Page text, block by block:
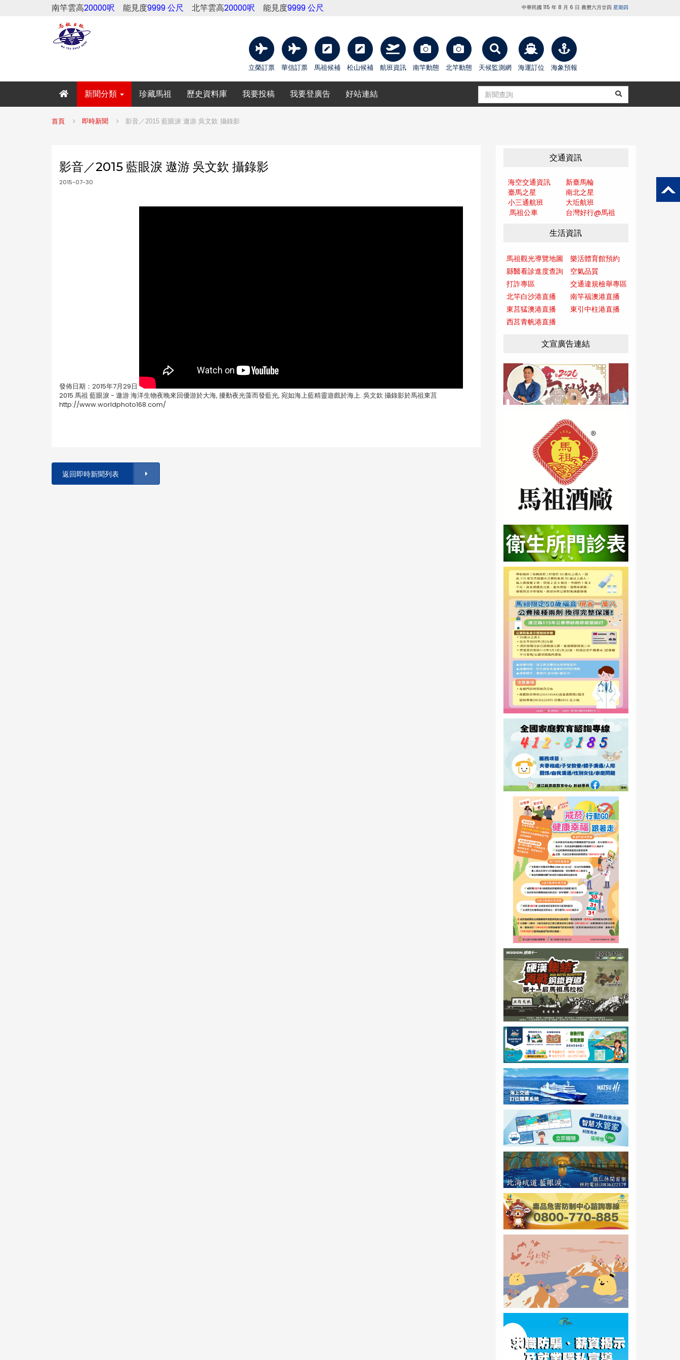
南竿雲高20000呎 能見度9999 公尺 北竿雲高20000呎 能見度9999 公尺 中華民國 115 年 8 月 6 日 農曆六月廿四 星期四
立榮訂票 華信訂票 馬祖候補 松山候補 航班資訊 南竿動態 北竿動態 天候監測網 海運訂位 海象預報
新聞分類 珍藏馬祖 歷史資料庫 我要投稿 我要登廣告 好站連結
首頁 即時新聞 影音／2015 藍眼淚 遨游 吳文欽 攝錄影
影音／2015 藍眼淚 遨游 吳文欽 攝錄影
2015-07-30
發佈日期：2015年7月29日
2015 馬祖 藍眼淚 - 遨游 海洋生物夜晚來回優游於大海, 擾動夜光藻而發藍光, 宛如海上藍精靈遊戲於海上. 吳文欽 攝錄影於馬祖東莒
http://www.worldphoto168.com/
返回即時新聞列表
交通資訊
海空交通資訊
新臺馬輪
臺馬之星
南北之星
小三通航班
大坵航班
馬祖公車
台灣好行@馬祖
生活資訊
馬祖觀光導覽地圖
樂活體育館預約
縣醫看診進度查詢
空氣品質
打詐專區
交通違規檢舉專區
北竿白沙港直播
南竿福澳港直播
東莒猛澳港直播
東引中柱港直播
西莒青帆港直播
文宣廣告連結